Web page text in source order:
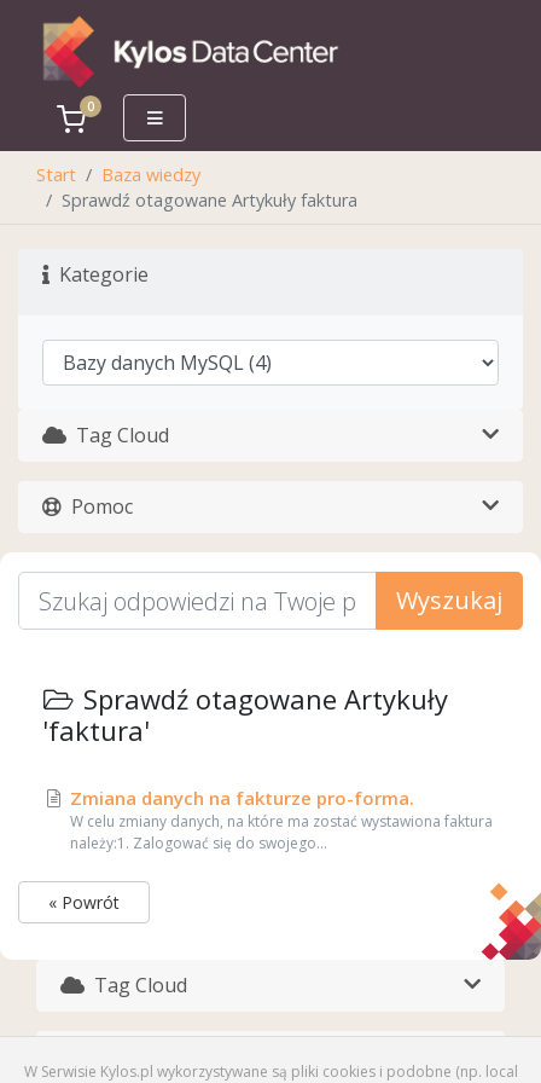
W Serwisie Kylos.pl wykorzystywane są pliki cookies i podobne (np. local
0
Koszyk
Start
Baza wiedzy
Sprawdź otagowane Artykuły faktura
Kategorie
Tag Cloud
Pomoc
Wyszukaj
Sprawdź otagowane Artykuły
'faktura'
Zmiana danych na fakturze pro-forma.
W celu zmiany danych, na które ma zostać wystawiona faktura
należy:1. Zalogować się do swojego...
« Powrót
Tag Cloud